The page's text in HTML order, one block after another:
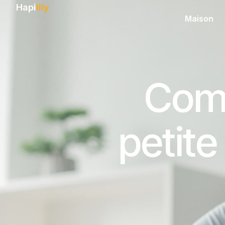
Hapilily
Maison